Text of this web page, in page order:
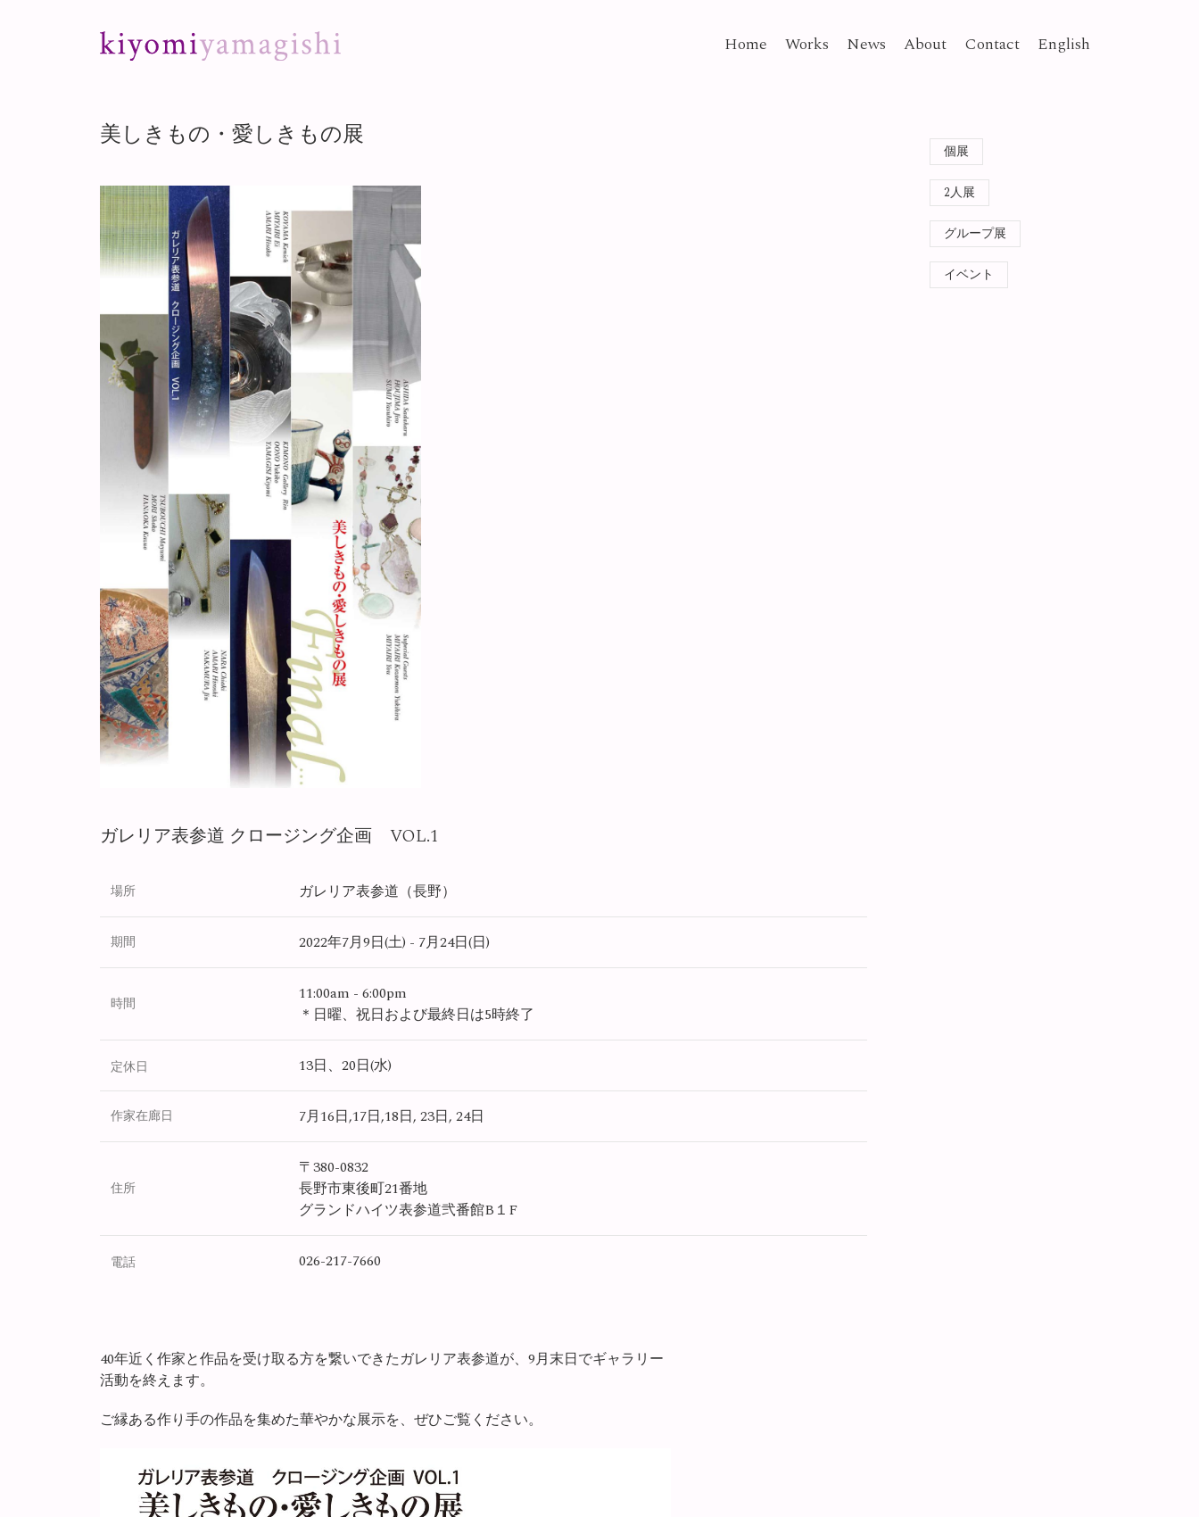
Home Works News About Contact English
美しきもの・愛しきもの展
ガレリア表参道 クロージング企画 VOL.1
場所 ガレリア表参道（長野）
期間 2022年7月9日(土) - 7月24日(日)
時間
11:00am - 6:00pm
＊日曜、祝日および最終日は5時終了
定休日 13日、20日(水)
作家在廊日 7月16日,17日,18日, 23日, 24日
住所
〒380-0832
長野市東後町21番地
グランドハイツ表参道弐番館B１F
電話 026-217-7660
40年近く作家と作品を受け取る方を繋いできたガレリア表参道が、9月末日でギャラリー
活動を終えます。
ご縁ある作り手の作品を集めた華やかな展示を、ぜひご覧ください。
個展
2人展
グループ展
イベント